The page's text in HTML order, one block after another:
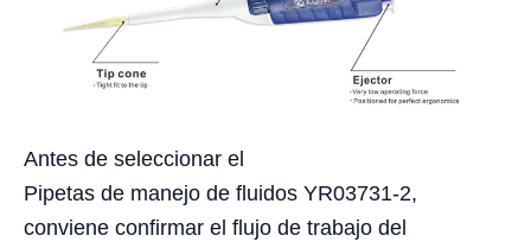
Antes de seleccionar el
Pipetas de manejo de fluidos YR03731-2,
conviene confirmar el flujo de trabajo del